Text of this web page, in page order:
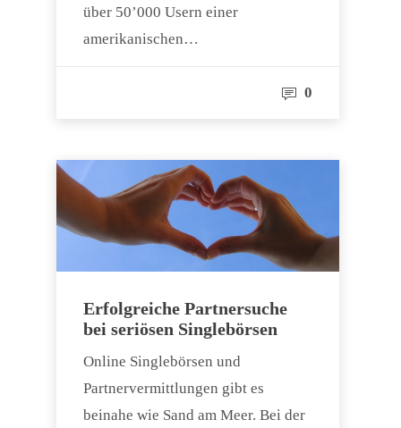
über 50’000 Usern einer
amerikanischen…
0
Erfolgreiche Partnersuche
bei seriösen Singlebörsen
Online Singlebörsen und
Partnervermittlungen gibt es
beinahe wie Sand am Meer. Bei der